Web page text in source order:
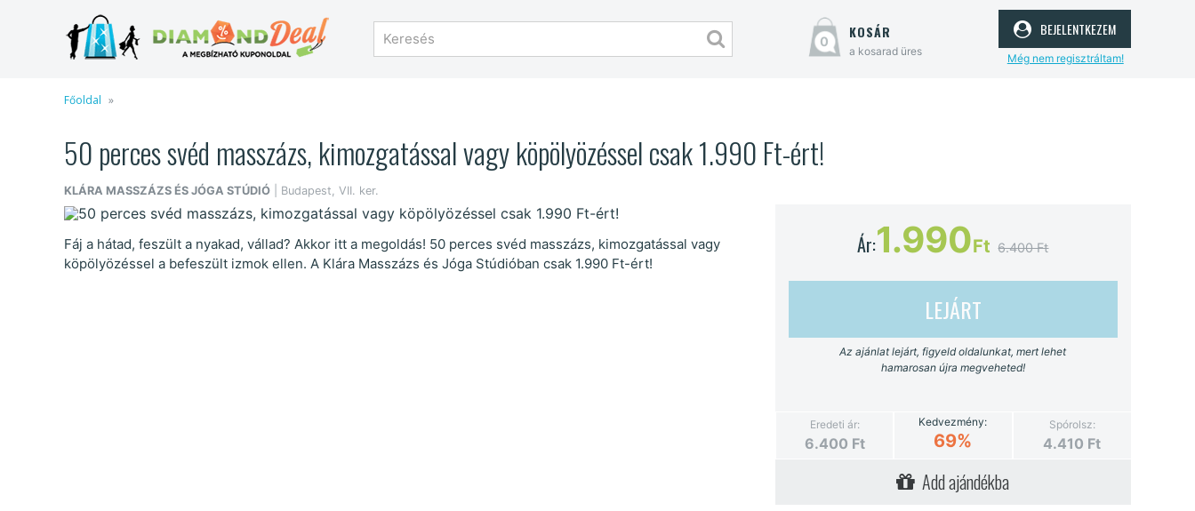
0 kosár
a kosarad üres
bejelentkezem
Még nem regisztráltam!
Főoldal
50 perces svéd masszázs, kimozgatással vagy köpölyözéssel csak 1.990 Ft-ért!
KLÁRA MASSZÁZS ÉS JÓGA STÚDIÓ | Budapest, VII. ker.
Fáj a hátad, feszült a nyakad, vállad? Akkor itt a megoldás! 50 perces svéd masszázs, kimozgatással vagy
köpölyözéssel a befeszült izmok ellen. A Klára Masszázs és Jóga Stúdióban csak 1.990 Ft-ért!
Ár:1.990Ft 6.400 Ft
LEJÁRT
Az ajánlat lejárt, figyeld oldalunkat, mert lehet
hamarosan újra megveheted!
Eredeti ár:
6.400 Ft
Kedvezmény:
69%
Spórolsz:
4.410 Ft
Add ajándékba